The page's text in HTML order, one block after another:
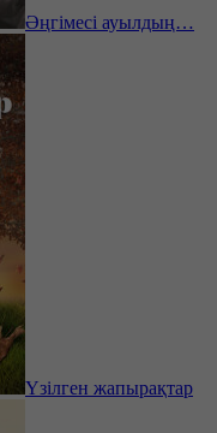
Әңгімесі ауылдың…
Үзілген жапырақтар